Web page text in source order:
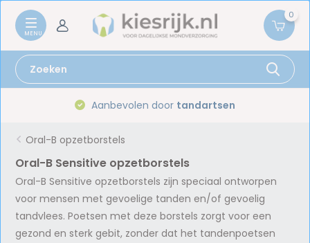
0
Aanbevolen doortandartsen
Oral-B opzetborstels
Oral-B Sensitive opzetborstels
Oral-B Sensitive opzetborstels zijn speciaal ontworpen
voor mensen met gevoelige tanden en/of gevoelig
tandvlees. Poetsen met deze borstels zorgt voor een
gezond en sterk gebit, zonder dat het tandenpoetsen